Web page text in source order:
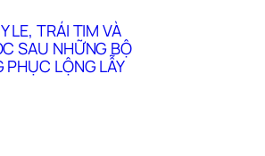
LE, TRÁI TIM VÀ
SAU NHỮNG BỘ
PHỤC LỘNG LẪY